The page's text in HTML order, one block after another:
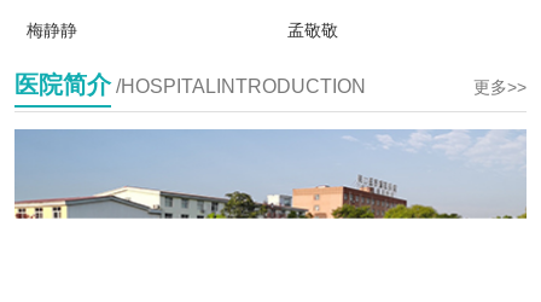
梅静静 孟敬敬
医院简介/HOSPITALINTRODUCTION 更多>>